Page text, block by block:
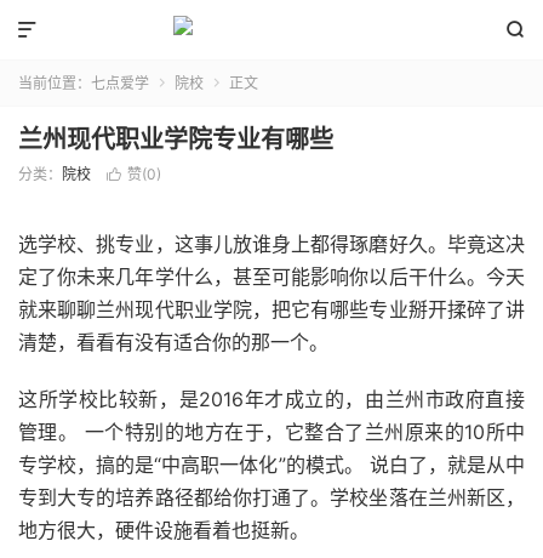


当前位置： 七点爱学  院校  正文
兰州现代职业学院专业有哪些
分类： 院校  赞(0)
选学校、挑专业，这事儿放谁身上都得琢磨好久。毕竟这决
定了你未来几年学什么，甚至可能影响你以后干什么。今天
就来聊聊兰州现代职业学院，把它有哪些专业掰开揉碎了讲
清楚，看看有没有适合你的那一个。
这所学校比较新，是2016年才成立的，由兰州市政府直接
管理。 一个特别的地方在于，它整合了兰州原来的10所中
专学校，搞的是“中高职一体化”的模式。 说白了，就是从中
专到大专的培养路径都给你打通了。学校坐落在兰州新区，
地方很大，硬件设施看着也挺新。